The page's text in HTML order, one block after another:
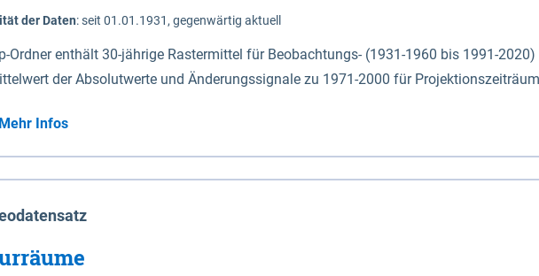
der Daten:seit 01.01.1931, gegenwärtig aktuell
Ordner enthält 30-jährige Rastermittel für Beobachtungs- (1931-1960 bis 1991-
der Absolutwerte und Änderungssignale zu 1971-2000 für
(Jun. - Aug.) - au: Herbst (Sep. - Nov.) - wi: Winter (Dez. - Feb.) - hyr:
Jahr (Nov. - Okt.) - hsu: Hydrologisches Sommerhalbjahr (Mai - Okt.) - hwi:
- vd: Vegetationsruhe (Okt. - Mär.) Neben den Rasterdaten ist eine
zu den Dateinamen und für eine Darstellung im GIS eine Klassifizierung der
code gegeben.
Mehr Infos